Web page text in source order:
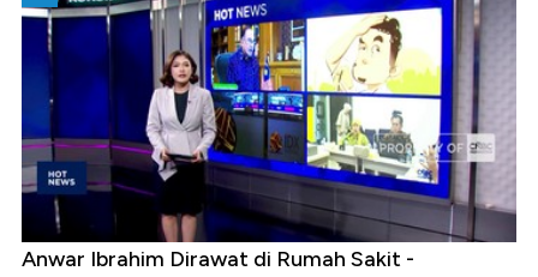
Anwar Ibrahim Dirawat di Rumah Sakit -